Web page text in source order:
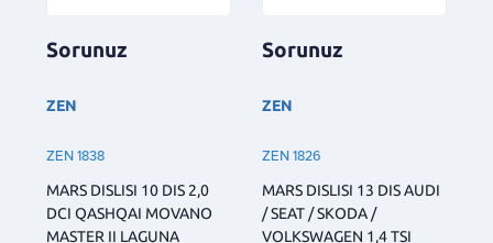
Sorunuz
ZEN
ZEN 1838
MARS DISLISI 10 DIS 2,0
DCI QASHQAI MOVANO
MASTER II LAGUNA
Sorunuz
ZEN
ZEN 1826
MARS DISLISI 13 DIS AUDI
/ SEAT / SKODA /
VOLKSWAGEN 1,4 TSI